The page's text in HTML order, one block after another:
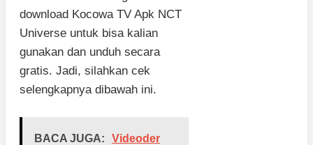
download Kocowa TV Apk NCT
Universe untuk bisa kalian
gunakan dan unduh secara
gratis. Jadi, silahkan cek
selengkapnya dibawah ini.
BACA JUGA:
Videoder